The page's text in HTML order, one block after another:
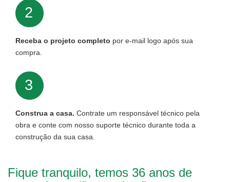
2
Receba o projeto completo por e-mail logo após sua
compra.
3
Construa a casa. Contrate um responsável técnico pela
obra e conte com nosso suporte técnico durante toda a
construção da sua casa.
Fique tranquilo, temos 36 anos de